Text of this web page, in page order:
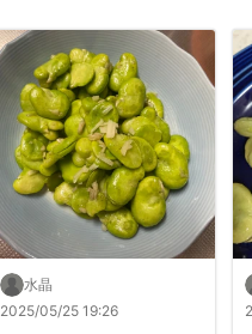
水晶
2025/05/25 19:26